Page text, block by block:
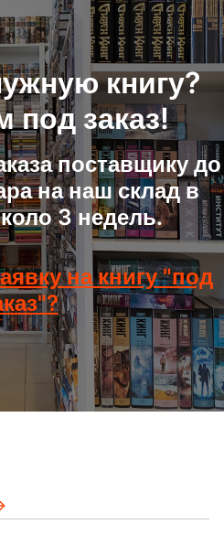
книгу?
под заказ!
поставщику до
на наш склад в
3 недель.
на книгу "под